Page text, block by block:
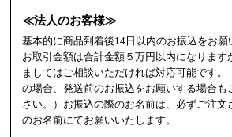
≪法人のお客様≫
基本的に商品到着後14日以内のお振込をお願
お取引金額は合計金額５万円以内になります
ましてはご相談いただければ対応可能です。
の場合、発送前のお振込をお願いする場合も
さい。）お振込の際のお名前は、必ずご注文
のお名前にてお願いいたします。